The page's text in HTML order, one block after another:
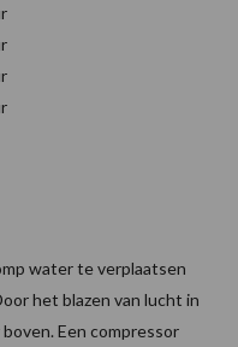
water te verplaatsen
het blazen van lucht in
Een compressor